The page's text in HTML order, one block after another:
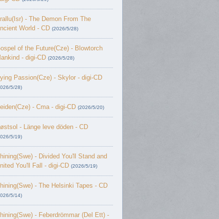
- The Demon From The
World - CD (2026/5/28)
of the Future(Cze) - Blowtorch
- digi-CD (2026/5/28)
Passion(Cze) - Skylor - digi-CD
5/28)
- Cma - digi-CD (2026/5/20)
- L​ä​nge leve dö​den - CD
5/19)
- Divided You'll Stand and
You'll Fall - digi-CD (2026/5/19)
- The Helsinki Tapes - CD
5/14)
- Feberdrömmar (Del Ett) -